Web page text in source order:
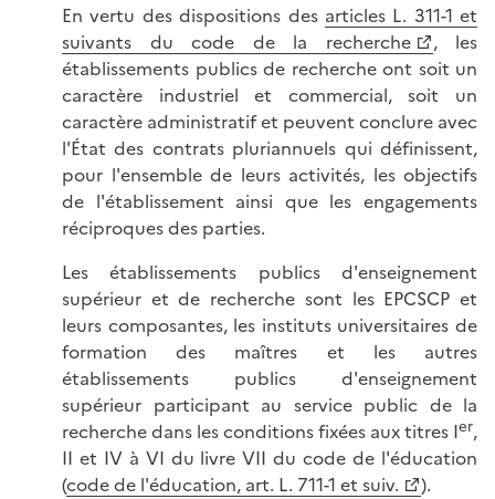
En vertu des dispositions des articles L. 311-1 et
suivants du code de la recherche
, les
établissements publics de recherche ont soit un
caractère industriel et commercial, soit un
caractère administratif et peuvent conclure avec
l'État des contrats pluriannuels qui définissent,
pour l'ensemble de leurs activités, les objectifs
de l'établissement ainsi que les engagements
réciproques des parties.
Les établissements publics d'enseignement
supérieur et de recherche sont les EPCSCP et
leurs composantes, les instituts universitaires de
formation des maîtres et les autres
établissements publics d'enseignement
supérieur participant au service public de la
recherche dans les conditions fixées aux titres Ier,
II et IV à VI du livre VII du code de l'éducation
(code de l'éducation, art. L. 711-1 et suiv. ).